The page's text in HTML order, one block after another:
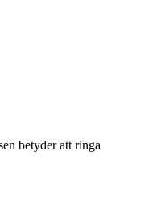
betyder att ringa